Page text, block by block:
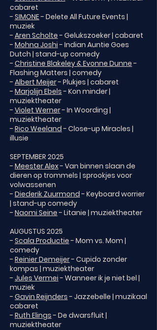
cabaret
- SIMONE- Delete All Future Events |
muziek
- Aren Scholte - Gelukszoeker | cabaret
- Mohna Joshi - Indian Auntie Goes
Dutch | stand-up comedy
- Christine Blakeley & Evonne Dunne -
Flashing Matters | comedy
- Albert Meijer- Plukjes | cabaret
- Marjolijn Ebels - Kon minder |
muziektheater
- Violet Werner- In Woording |
muziektheater
- Rico Weeland - Close-up Miracles |
illusie
SEPTEMBER 2025
- Meester Alex- Van binnen slaan de
dieren op trommels | sprookjes voor
volwassenen
- Diederik Zuurmond - Keyboard worrier
| stand-up comedy
- Naomi Seine - Litanie | muziektheater
AUGUSTUS 2025
- Scala Productie - Mom vs. Mom |
comedy
- Reinier Demeijer- Cupido zonder
kompas | muziektheater
- Jules Vermei - Wanneer ik je niet bel |
muziek
- Gavin Reijnders - Jazzebelle | muzikaal
cabaret
- Ruth Elings - De dwarsfluit |
muziektheater